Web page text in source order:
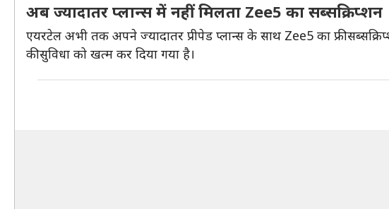
अब ज्यादातर प्लान्स में नहीं मिलता Zee5 का सब्सक्रिप्शन
एयरटेल अभी तक अपने ज्यादातर प्रीपेड प्लान्स के साथ Zee5 का फ्री
की सुविधा को खत्म कर दिया गया है।